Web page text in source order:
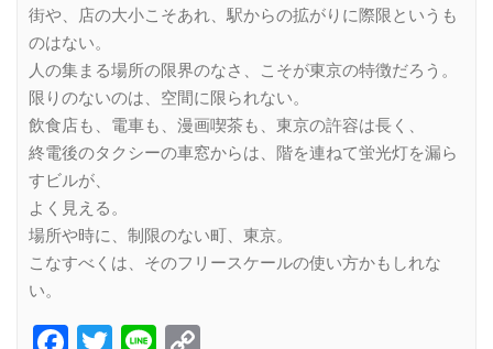
街や、店の大小こそあれ、駅からの拡がりに際限というも
のはない。
人の集まる場所の限界のなさ、こそが東京の特徴だろう。
限りのないのは、空間に限られない。
飲食店も、電車も、漫画喫茶も、東京の許容は長く、
終電後のタクシーの車窓からは、階を連ねて蛍光灯を漏ら
すビルが、
よく見える。
場所や時に、制限のない町、東京。
こなすべくは、そのフリースケールの使い方かもしれな
い。